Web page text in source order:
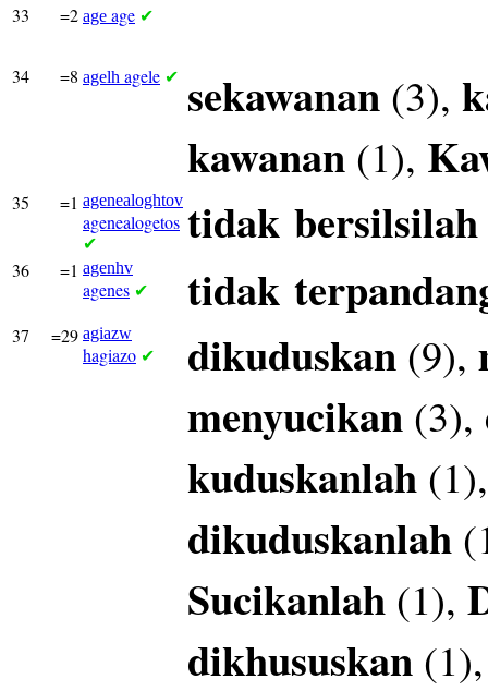
33 =2 age age ✔
34 =8 agelh agele ✔ sekawanan (3),
kawanan (1),
35 =1 agenealoghtov
agenealogetos
✔ tidak bersilsilah
36 =1 agenhv
agenes ✔ tidak
37 =29 agiazw
hagiazo ✔ dikuduskan (9),
menyucikan (3),
kuduskanlah
dikuduskanlah
Sucikanlah (1),
dikhususkan